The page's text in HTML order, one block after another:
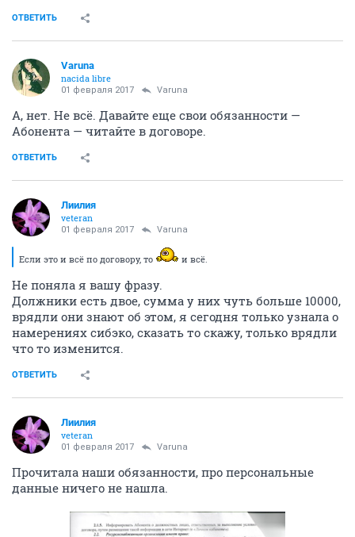
ОТВЕТИТЬ
Varuna
nacida libre
01 февраля 2017 Varuna
А, нет. Не всё. Давайте еще свои обязанности —
Абонента — читайте в договоре.
ОТВЕТИТЬ
Лиилия
veteran
01 февраля 2017 Varuna
Если это и всё по договору, то и всё.
Не поняла я вашу фразу.
Должники есть двое, сумма у них чуть больше 10000,
врядли они знают об этом, я сегодня только узнала о
намерениях сибэко, сказать то скажу, только врядли
что то изменится.
ОТВЕТИТЬ
Лиилия
veteran
01 февраля 2017 Varuna
Прочитала наши обязанности, про персональные
данные ничего не нашла.